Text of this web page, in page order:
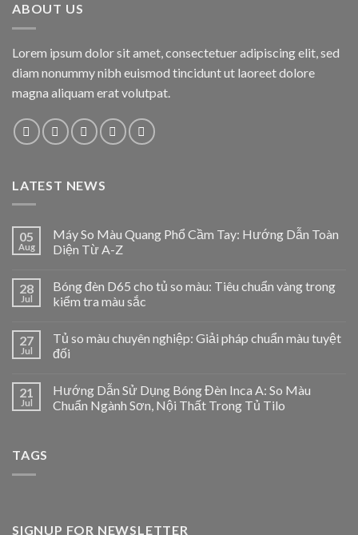
ABOUT US
Lorem ipsum dolor sit amet, consectetuer adipiscing elit, sed
diam nonummy nibh euismod tincidunt ut laoreet dolore
magna aliquam erat volutpat.
LATEST NEWS
05
Aug
Máy So Màu Quang Phổ Cầm Tay: Hướng Dẫn Toàn
Diện Từ A-Z
28
Jul
Bóng đèn D65 cho tủ so màu: Tiêu chuẩn vàng trong
kiểm tra màu sắc
27
Jul
Tủ so màu chuyên nghiệp: Giải pháp chuẩn màu tuyệt
đối
21
Jul
Hướng Dẫn Sử Dụng Bóng Đèn Inca A: So Màu
Chuẩn Ngành Sơn, Nội Thất Trong Tủ Tilo
TAGS
SIGNUP FOR NEWSLETTER